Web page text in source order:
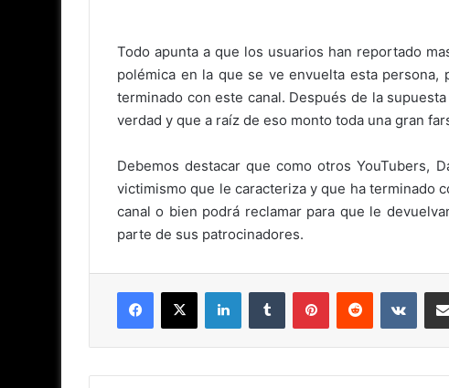
Todo apunta a que los usuarios han reportado
polémica en la que se ve envuelta esta
terminado con este canal. Después de la
verdad y que a raíz de eso monto toda una gran
Debemos destacar que como otros YouTubers,
victimismo que le caracteriza y que ha terminado
canal o bien podrá reclamar para que le
parte de sus patrocinadores.